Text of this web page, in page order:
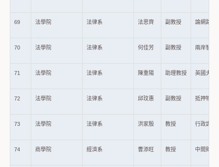
69 法學院 法律系 法思齊 副教授 論網路霸
70 法學院 法律系 何佳芳 副教授 兩岸智慧
71 法學院 法律系 陳重陽 助理教授 英國夫妻
72 法學院 法律系 邱玟惠 副教授 抵押物租
73 法學院 法律系 洪家殷 教授 行政調查
74 商學院 經濟系 曹添旺 教授 中間財進